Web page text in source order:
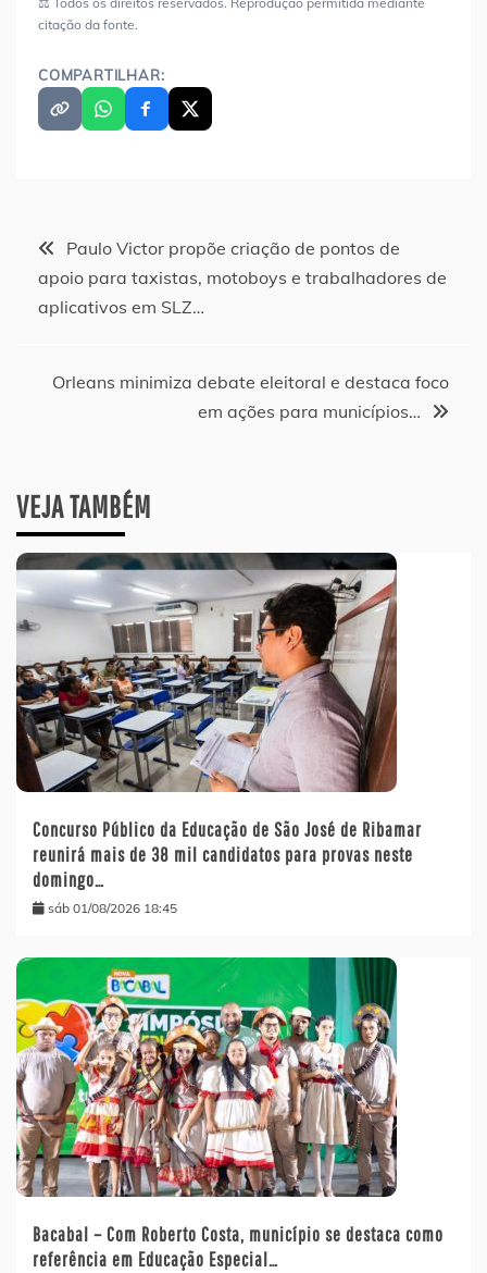
citação da fonte.
COMPARTILHAR:
Navegação
de
Paulo Victor propõe criação de pontos de
apoio para taxistas, motoboys e trabalhadores de
aplicativos em SLZ…
Orleans minimiza debate eleitoral e destaca foco
em ações para municípios…
VEJA TAMBÉM
Concurso Público da Educação de São José de Ribamar
reunirá mais de 38 mil candidatos para provas neste
domingo…
sáb 01/08/2026 18:45
Bacabal – Com Roberto Costa, município se destaca como
referência em Educação Especial…